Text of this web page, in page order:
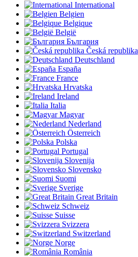
International
Belgien
Belgique
België
България
Česká republika
Deutschland
España
France
Hrvatska
Ireland
Italia
Magyar
Nederland
Österreich
Polska
Portugal
Slovenija
Slovensko
Suomi
Sverige
Great Britain
Schweiz
Suisse
Svizzera
Switzerland
Norge
România